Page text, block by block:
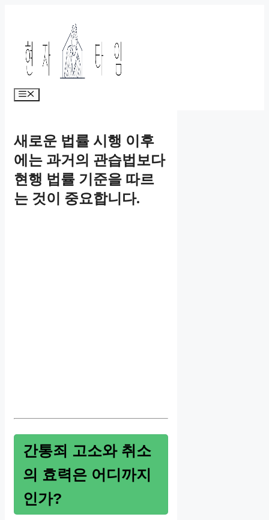
Menu
새로운 법률 시행 이후
에는 과거의 관습법보다
현행 법률 기준을 따르
는 것이 중요합니다.
간통죄 고소와 취소
의 효력은 어디까지
인가?